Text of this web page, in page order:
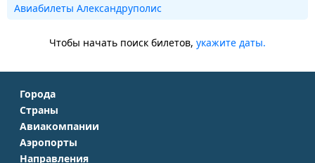
Авиабилеты Александруполис
Чтобы начать поиск билетов, укажите даты.
Города
Москва
Санкт-Петербург
Симферополь
Страны
Крым
Турция
Авиакомпании
Аэрофлот
Аэропорты
Направления